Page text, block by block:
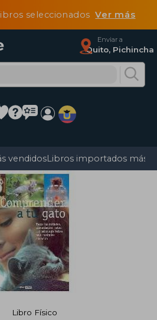
seleccionadosVer más
Enviar a
Quito, Pichincha
vendidosLibros importados más
Libro Físico